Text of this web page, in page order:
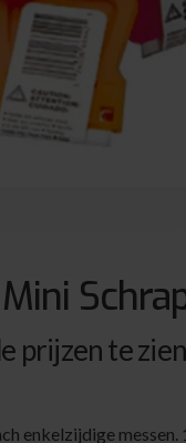
Mini
prijzen te
enkelzijdige messen.